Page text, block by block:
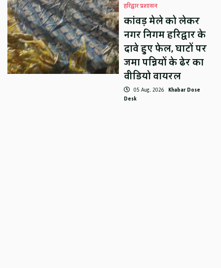
हरिद्वार प्रशासन
कांवड़ मेले को लेकर
नगर निगम हरिद्वार के
दावे हुए फेल, घाटों पर
जमा पन्नियों के ढेर का
वीडियो वायरल
05 Aug, 2026 Khabar Dose
Desk